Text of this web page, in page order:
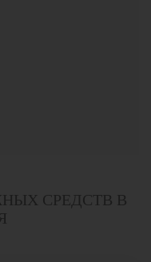
СРЕДСТВ В